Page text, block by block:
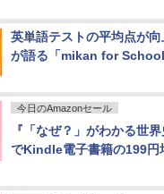
英単語テストの平均点が
が語る「mikan for
今日のAmazonセール
『「なぜ？」がわかる世
でKindle電子書籍の199円